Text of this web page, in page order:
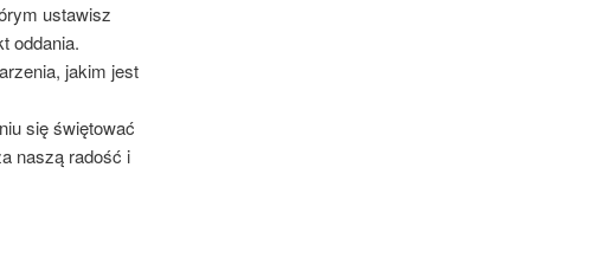
ustawisz
oddania.
jakim jest
się świętować
naszą radość i